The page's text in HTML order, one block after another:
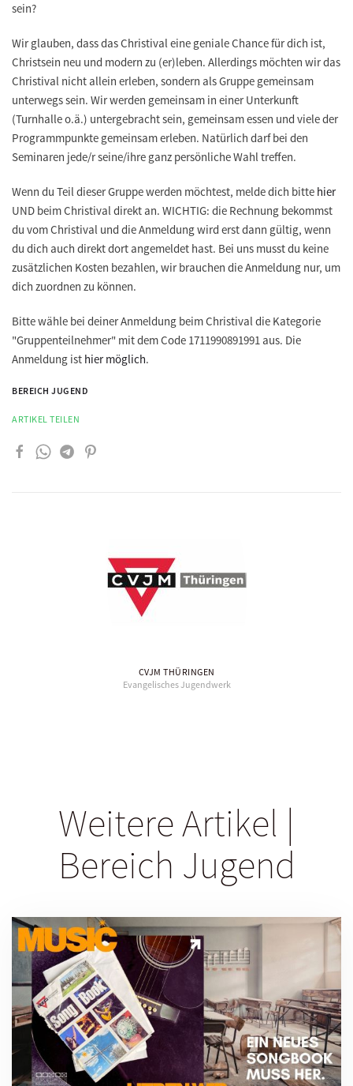
sein?
Wir glauben, dass das Christival eine geniale Chance für dich ist,
Christsein neu und modern zu (er)leben. Allerdings möchten wir das
Christival nicht allein erleben, sondern als Gruppe gemeinsam
unterwegs sein. Wir werden gemeinsam in einer Unterkunft
(Turnhalle o.ä.) untergebracht sein, gemeinsam essen und viele der
Programmpunkte gemeinsam erleben. Natürlich darf bei den
Seminaren jede/r seine/ihre ganz persönliche Wahl treffen.
Wenn du Teil dieser Gruppe werden möchtest, melde dich bitte hier
UND beim Christival direkt an. WICHTIG: die Rechnung bekommst
du vom Christival und die Anmeldung wird erst dann gültig, wenn
du dich auch direkt dort angemeldet hast. Bei uns musst du keine
zusätzlichen Kosten bezahlen, wir brauchen die Anmeldung nur, um
dich zuordnen zu können.
Bitte wähle bei deiner Anmeldung beim Christival die Kategorie
"Gruppenteilnehmer" mit dem Code 1711990891991 aus. Die
Anmeldung ist hier möglich.
BEREICH JUGEND
ARTIKEL TEILEN
CVJM THÜRINGEN
Evangelisches Jugendwerk
Weitere Artikel |
Bereich Jugend